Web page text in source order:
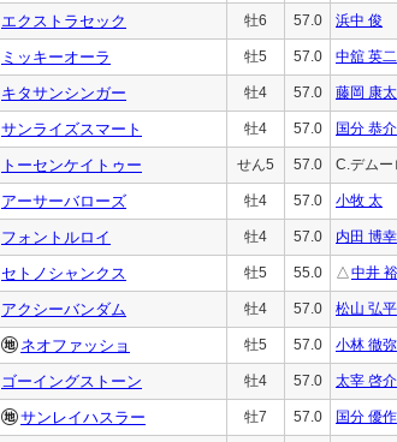
エクストラセック 牡6 57.0 浜中 俊
ミッキーオーラ 牡5 57.0 中舘 英二
キタサンシンガー 牡4 57.0 藤岡 康太
サンライズスマート 牡4 57.0 国分 恭介
トーセンケイトゥー せん5 57.0 C.デムー
アーサーバローズ 牡4 57.0 小牧 太
フォントルロイ 牡4 57.0 内田 博幸
セトノシャンクス 牡5 55.0 △中井
アクシーバンダム 牡4 57.0 松山 弘平
ネオファッショ 牡5 57.0 小林 徹弥
ゴーイングストーン 牡4 57.0 太宰 啓介
サンレイハスラー 牡7 57.0 国分 優作